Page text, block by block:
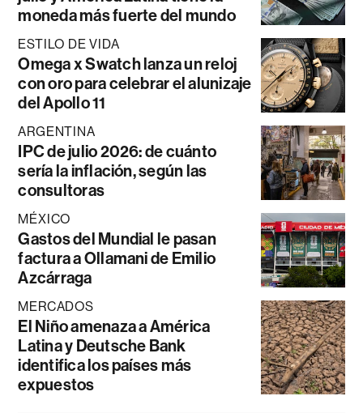
moneda más fuerte del mundo
ESTILO DE VIDA
Omega x Swatch lanza un reloj
con oro para celebrar el alunizaje
del Apollo 11
ARGENTINA
IPC de julio 2026: de cuánto
sería la inflación, según las
consultoras
MÉXICO
Gastos del Mundial le pasan
factura a Ollamani de Emilio
Azcárraga
MERCADOS
El Niño amenaza a América
Latina y Deutsche Bank
identifica los países más
expuestos